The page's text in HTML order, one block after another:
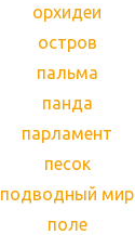
орхидеи
остров
пальма
панда
парламент
песок
подводный мир
поле